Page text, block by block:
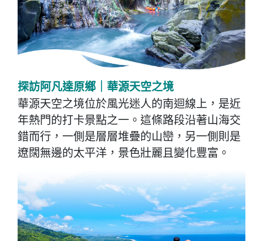
探訪阿凡達原鄉｜華源天空之境
華源天空之境位於風光迷人的南迴線上，是近
年熱門的打卡景點之一。這條路段沿著山海交
錯而行，一側是層層堆疊的山巒，另一側則是
遼闊無邊的太平洋，景色壯麗且變化豐富。